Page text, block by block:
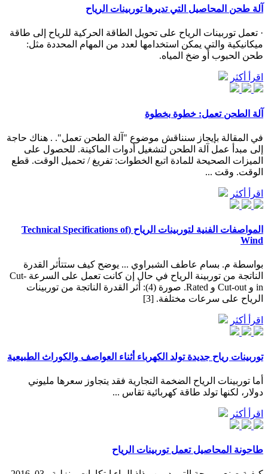
آلة طحن المحاصيل التي تديرها توربينات الرياح
· تعمل توربينات الرياح على تحويل الطاقة الحركية للرياح إلى طاقة
ميكانيكية والتي يمكن استخدامها لعدد من المهام المحددة مثل:
طحن الحبوب أو ضخ المياه.
اقرأ أكثر
آلة الطحن تعمل: خطوة بخطوة
في المقالة بإيجاز سنناقش موضوع "آلة الطحن تعمل". . هناك حاجة
إلى مبدأ عمل آلة الطحن لتشغيل أدوات الماكينة. للحصول على
الميزات الصحيحة للمادة اتبع الخطوات: تفريغ / تحميل الوقت. قطع
الوقت. وقت ...
اقرأ أكثر
المواصفات الفنية لتوربينات الرياح (Technical Specifications of
Wind
بواسطة م. بسام عاطف الشبراوي ... يوضح كيف ستتأثر القدرة
الناتجة من توربينة الرياح في حال إن كانت تعمل على السرعة Cut-
in و Cut-out و Rated. صورة (4): أثر القدرة الناتجة من توربينات
الرياح على سرعات مختلفة. [3]
اقرأ أكثر
توربينات رياح جديدة تولد الكهرباء أثناء العواصف والكوراث الطبيعية
أما توربينات الرياح الضخمة التجارية فقد يتجاوز سعرها مليوني
دولار، لكنها تولد طاقة كهربائية تقاس ...
اقرأ أكثر
طاحونة المحاصيل تعمل توربينات الرياح